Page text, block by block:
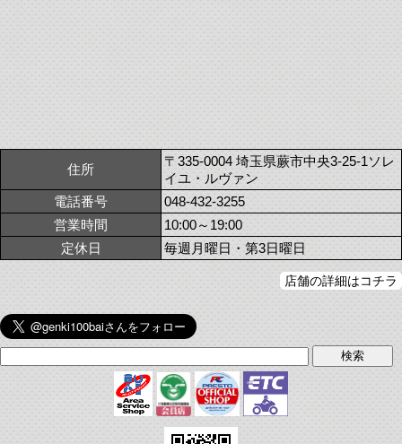
住所
〒335-0004 埼玉県蕨市中央3-25-1ソレ
イユ・ルヴァン
電話番号
048-432-3255
営業時間
10:00～19:00
定休日
毎週月曜日・第3日曜日
店舗の詳細はコチラ